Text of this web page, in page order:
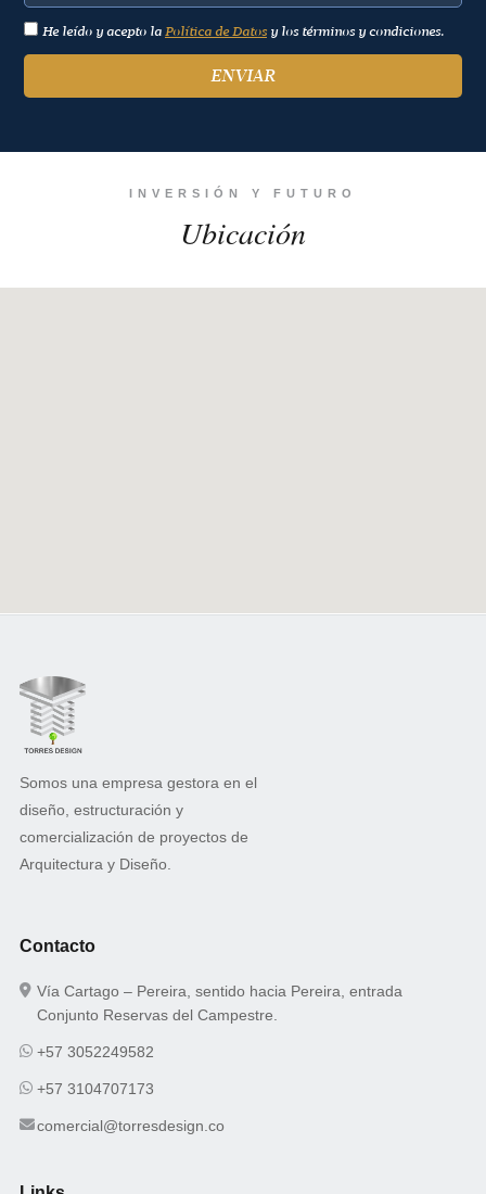
He leído y acepto la Política de Datos y los términos y condiciones.
ENVIAR
INVERSIÓN Y FUTURO
Ubicación
Somos una empresa gestora en el
diseño, estructuración y
comercialización de proyectos de
Arquitectura y Diseño.
Contacto
Vía Cartago – Pereira, sentido hacia Pereira, entrada
Conjunto Reservas del Campestre.
+57 3052249582
+57 3104707173
comercial@torresdesign.co